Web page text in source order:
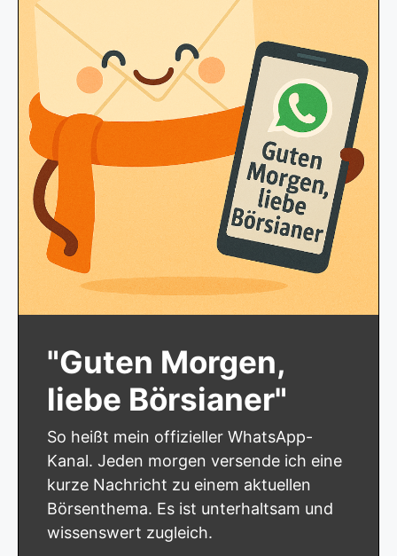
"Guten Morgen,
liebe Börsianer"
So heißt mein offizieller WhatsApp-
Kanal. Jeden morgen versende ich eine
kurze Nachricht zu einem aktuellen
Börsenthema. Es ist unterhaltsam und
wissenswert zugleich.